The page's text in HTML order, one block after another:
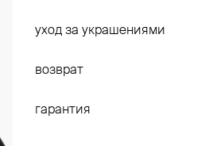
уход за украшениями
возврат
гарантия